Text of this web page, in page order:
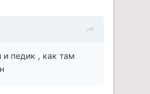
педик , как там